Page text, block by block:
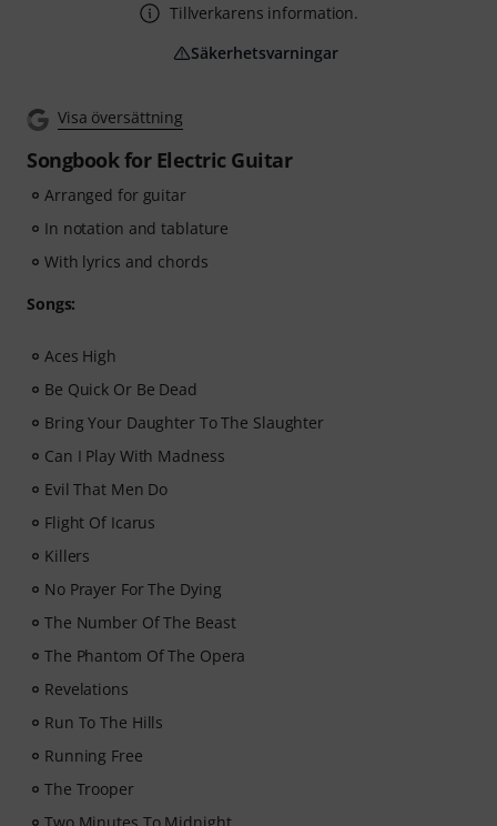
Visa översättning
Songbook for Electric Guitar
Arranged for guitar
In notation and tablature
With lyrics and chords
Songs:
Aces High
Be Quick Or Be Dead
Bring Your Daughter To The Slaughter
Can I Play With Madness
Evil That Men Do
Flight Of Icarus
Killers
No Prayer For The Dying
The Number Of The Beast
The Phantom Of The Opera
Revelations
Run To The Hills
Running Free
The Trooper
Tillverkarens information.
Säkerhetsvarningar